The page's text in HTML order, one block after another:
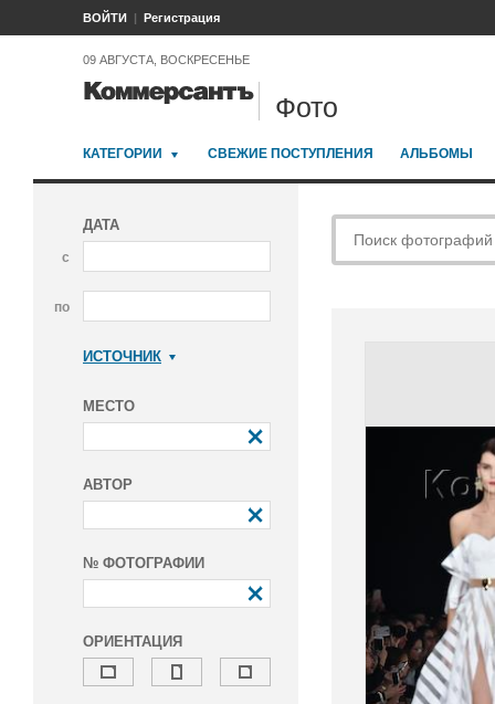
ВОЙТИ Регистрация
09 АВГУСТА, ВОСКРЕСЕНЬЕ
Фото
КАТЕГОРИИ СВЕЖИЕ ПОСТУПЛЕНИЯ АЛЬБОМЫ
ДАТА
с
по
ИСТОЧНИК
МЕСТО
АВТОР
№ ФОТОГРАФИИ
ОРИЕНТАЦИЯ